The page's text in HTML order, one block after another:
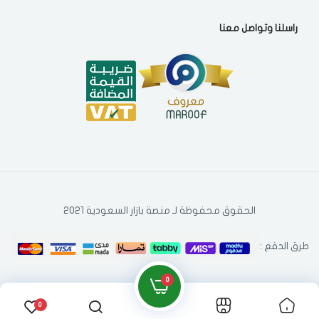
راسلنا وتواصل معنا
الحقوق محفوظة لـ منصة بازار السعودية 2021
طرق الدفع :
0
0